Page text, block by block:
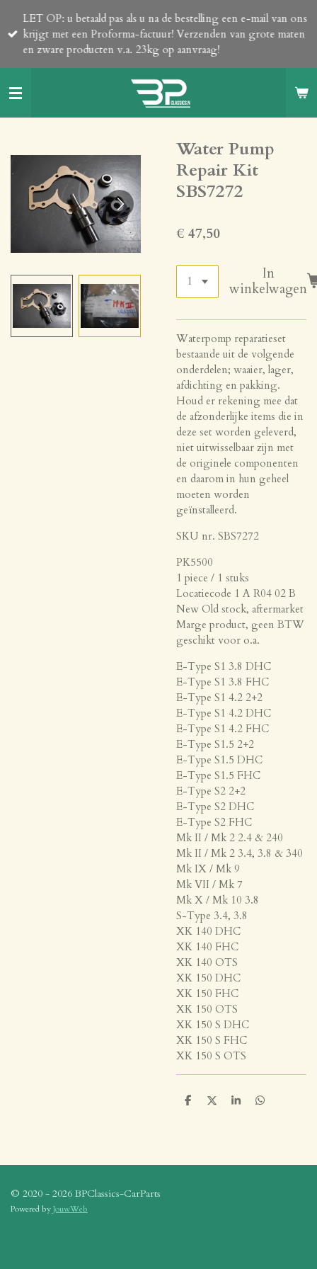
direct
LET OP: u betaald pas als u na de bestelling een e-mail van ons
krijgt met een Proforma-factuur! Verzenden van grote maten
en zware producten v.a. 23kg op aanvraag!
Water Pump
Repair Kit
SBS7272
€ 47,50
In
winkelwagen
Waterpomp reparatieset
bestaande uit de volgende
onderdelen; waaier, lager,
afdichting en pakking.
Houd er rekening mee dat
de afzonderlijke items die in
deze set worden geleverd,
niet uitwisselbaar zijn met
de originele componenten
en daarom in hun geheel
moeten worden
geïnstalleerd.
SKU nr. SBS7272
PK5500
1 piece / 1 stuks
Locatiecode 1 A R04 02 B
New Old stock, aftermarket
Marge product, geen BTW
geschikt voor o.a.
E-Type S1 3.8 DHC
E-Type S1 3.8 FHC
E-Type S1 4.2 2+2
E-Type S1 4.2 DHC
E-Type S1 4.2 FHC
E-Type S1.5 2+2
E-Type S1.5 DHC
E-Type S1.5 FHC
E-Type S2 2+2
E-Type S2 DHC
E-Type S2 FHC
Mk II / Mk 2 2.4 & 240
Mk II / Mk 2 3.4, 3.8 & 340
Mk IX / Mk 9
Mk VII / Mk 7
Mk X / Mk 10 3.8
S-Type 3.4, 3.8
XK 140 DHC
XK 140 FHC
XK 140 OTS
XK 150 DHC
XK 150 FHC
XK 150 OTS
XK 150 S DHC
XK 150 S FHC
XK 150 S OTS
D
D
S
D
© 2020 - 2026 BPClassics-CarParts
Powered byJouwWeb